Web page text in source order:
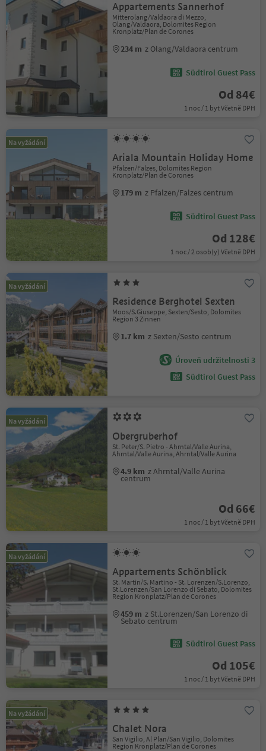
Appartements Sannerhof
Mitterolang/Valdaora di Mezzo,
Olang/Valdaora, Dolomites Region
Kronplatz/Plan de Corones
234 m z Olang/Valdaora centrum
Südtirol Guest Pass
Od 84€
1 noc / 1 byt Včetně DPH
Na vyžádání
Ariala Mountain Holiday Home
Pfalzen/Falzes, Dolomites Region
Kronplatz/Plan de Corones
179 m z Pfalzen/Falzes centrum
Südtirol Guest Pass
Od 128€
1 noc / 2 osob(y) Včetně DPH
Na vyžádání
Residence Berghotel Sexten
Moos/S.Giuseppe, Sexten/Sesto, Dolomites
Region 3 Zinnen
1.7 km z Sexten/Sesto centrum
Úroveň udržitelnosti 3
Südtirol Guest Pass
Na vyžádání
Obergruberhof
St. Peter/S. Pietro - Ahrntal/Valle Aurina,
Ahrntal/Valle Aurina, Ahrntal/Valle Aurina
4.9 km z Ahrntal/Valle Aurina
centrum
Od 66€
1 noc / 1 byt Včetně DPH
Na vyžádání
Appartements Schönblick
St. Martin/S. Martino - St. Lorenzen/S.Lorenzo,
St.Lorenzen/San Lorenzo di Sebato, Dolomites
Region Kronplatz/Plan de Corones
459 m z St.Lorenzen/San Lorenzo di
Sebato centrum
Südtirol Guest Pass
Od 105€
1 noc / 1 byt Včetně DPH
Na vyžádání
Chalet Nora
San Vigilio, Al Plan/San Vigilio, Dolomites
Region Kronplatz/Plan de Corones